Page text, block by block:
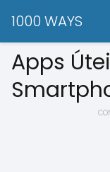
1000 WAYS
Apps